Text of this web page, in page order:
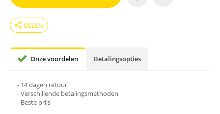
share DELEN
Onze voordelen Betalingsopties
- 14 dagen retour
- Verschillende betalingsmethoden
- Beste prijs